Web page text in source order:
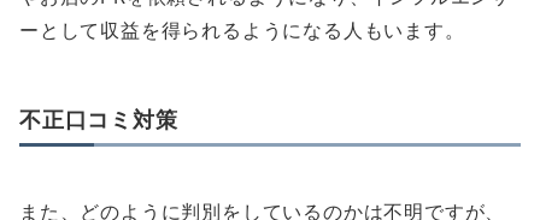
ーとして収益を得られるようになる人もいます。
不正口コミ対策
また、どのように判別をしているのかは不明ですが、